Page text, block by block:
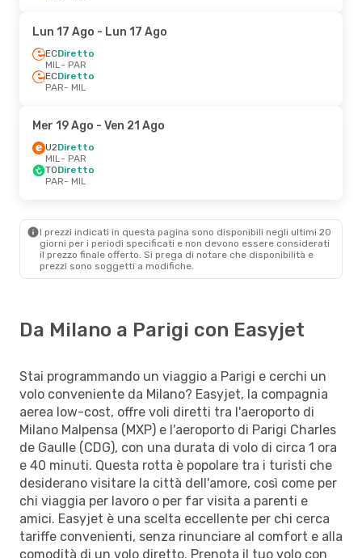
Lun 17 Ago - Lun 17 Ago
ECDiretto
MIL- PAR
ECDiretto
PAR- MIL
Mer 19 Ago - Ven 21 Ago
U2Diretto
MIL- PAR
TODiretto
PAR- MIL
I prezzi indicati in questa pagina sono disponibili negli ultimi 20
giorni per i periodi specificati e non devono essere considerati
il ​​prezzo finale offerto. Si prega di notare che disponibilità e
prezzi sono soggetti a modifiche.
Da Milano a Parigi con Easyjet
Stai programmando un viaggio a Parigi e cerchi un
volo conveniente da Milano? Easyjet, la compagnia
aerea low-cost, offre voli diretti tra l'aeroporto di
Milano Malpensa (MXP) e l'aeroporto di Parigi Charles
de Gaulle (CDG), con una durata di volo di circa 1 ora
e 40 minuti. Questa rotta è popolare tra i turisti che
desiderano visitare la città dell'amore, così come per
chi viaggia per lavoro o per far visita a parenti e
amici. Easyjet è una scelta eccellente per chi cerca
tariffe convenienti, senza rinunciare al comfort e alla
comodità di un volo diretto. Prenota il tuo volo con